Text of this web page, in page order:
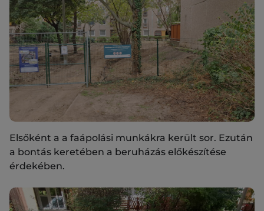
Elsőként a a faápolási munkákra került sor. Ezután
a bontás keretében a beruházás előkészítése
érdekében.